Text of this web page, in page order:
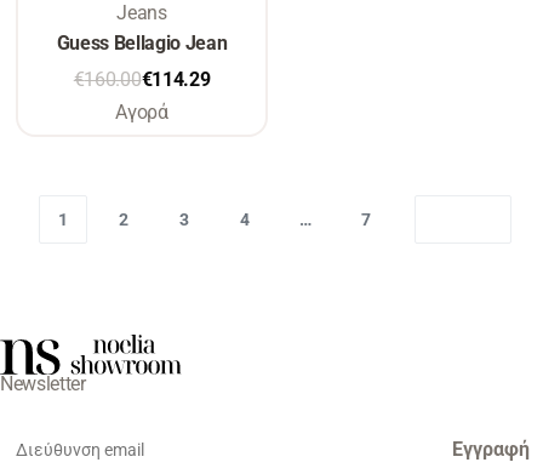
Jeans
Guess Bellagio Jean
€160.00€114.29
Αγορά
1 2 3 4 … 7
Newsletter
Εγγραφή